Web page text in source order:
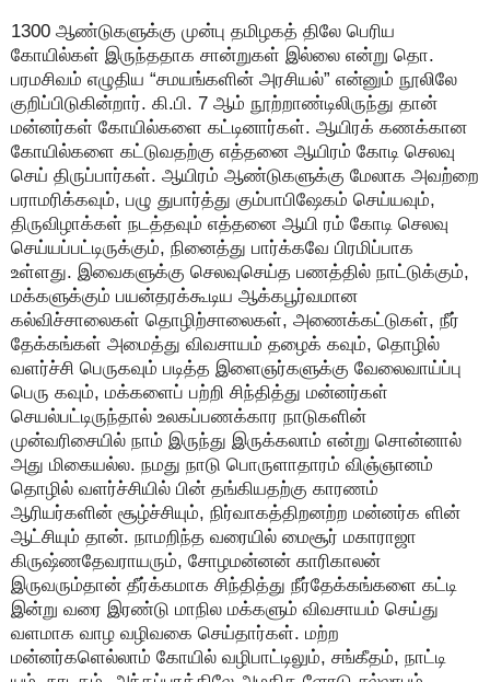
1300 ஆண்டுகளுக்கு முன்பு தமிழகத் திலே பெரிய
கோயில்கள் இருந்ததாக சான்றுகள் இல்லை என்று தொ.
பரமசிவம் எழுதிய “சமயங்களின் அரசியல்” என்னும் நூலிலே
குறிப்பிடுகின்றார். கி.பி. 7 ஆம் நூற்றாண்டிலிருந்து தான்
மன்னர்கள் கோயில்களை கட்டினார்கள். ஆயிரக் கணக்கான
கோயில்களை கட்டுவதற்கு எத்தனை ஆயிரம் கோடி செலவு
செய் திருப்பார்கள். ஆயிரம் ஆண்டுகளுக்கு மேலாக அவற்றை
பராமரிக்கவும், பழு துபார்த்து கும்பாபிஷேகம் செய்யவும்,
திருவிழாக்கள் நடத்தவும் எத்தனை ஆயி ரம் கோடி செலவு
செய்யப்பட்டிருக்கும், நினைத்து பார்க்கவே பிரமிப்பாக
உள்ளது. இவைகளுக்கு செலவுசெய்த பணத்தில் நாட்டுக்கும்,
மக்களுக்கும் பயன்தரக்கூடிய ஆக்கபூர்வமான
கல்விச்சாலைகள் தொழிற்சாலைகள், அணைக்கட்டுகள், நீர்
தேக்கங்கள் அமைத்து விவசாயம் தழைக் கவும், தொழில்
வளர்ச்சி பெருகவும் படித்த இளைஞர்களுக்கு வேலைவாய்ப்பு
பெரு கவும், மக்களைப் பற்றி சிந்தித்து மன்னர்கள்
செயல்பட்டிருந்தால் உலகப்பணக்கார நாடுகளின்
முன்வரிசையில் நாம் இருந்து இருக்கலாம் என்று சொன்னால்
அது மிகையல்ல. நமது நாடு பொருளாதாரம் விஞ்ஞானம்
தொழில் வளர்ச்சியில் பின் தங்கியதற்கு காரணம்
ஆரியர்களின் சூழ்ச்சியும், நிர்வாகத்திறனற்ற மன்னர்க ளின்
ஆட்சியும் தான். நாமறிந்த வரையில் மைசூர் மகாராஜா
கிருஷ்ணதேவராயரும், சோழமன்னன் காரிகாலன்
இருவரும்தான் தீர்க்கமாக சிந்தித்து நீர்தேக்கங்களை கட்டி
இன்று வரை இரண்டு மாநில மக்களும் விவசாயம் செய்து
வளமாக வாழ வழிவகை செய்தார்கள். மற்ற
மன்னர்களெல்லாம் கோயில் வழிபாட்டிலும், சங்கீதம், நாட்டி